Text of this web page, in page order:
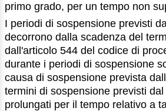
primo grado, per un tempo non
I periodi di sospensione previsti
decorrono dalla scadenza del
dall'articolo 544 del codice di
durante i periodi di sospensione
causa di sospensione prevista
termini di sospensione previsti
prolungati per il tempo relativo a